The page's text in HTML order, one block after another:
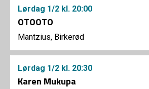
Lørdag 1/2 kl. 20:00
OTOOTO
Mantzius, Birkerød
Lørdag 1/2 kl. 20:30
Karen Mukupa